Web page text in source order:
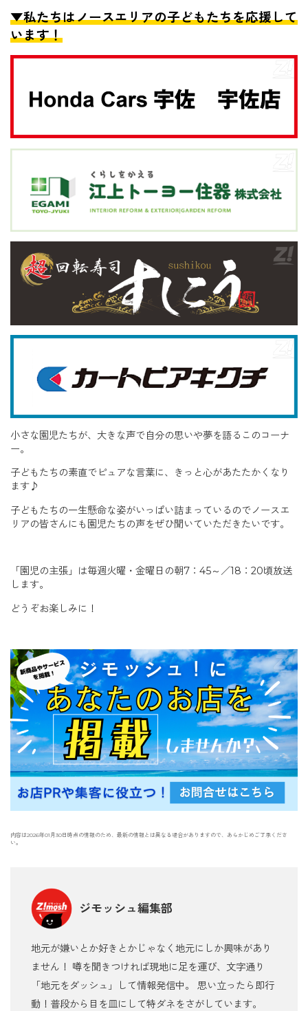
▼私たちはノースエリアの子どもたちを応援して
います！
小さな園児たちが、大きな声で自分の思いや夢を語るこのコーナ
ー。
子どもたちの素直でピュアな言葉に、きっと心があたたかくなり
ます♪
子どもたちの一生懸命な姿がいっぱい詰まっているのでノースエ
リアの皆さんにも園児たちの声をぜひ聞いていただきたいです。
「園児の主張」は毎週火曜・金曜日の朝7：45～／18：20頃放送
します。
どうぞお楽しみに！
内容は2026年01月30日時点の情報のため、最新の情報とは異なる場合がありますので、あらかじめご了承くださ
い。
ジモッシュ編集部
地元が嫌いとか好きとかじゃなく地元にしか興味があり
ません！ 噂を聞きつければ現地に足を運び、文字通り
「地元をダッシュ」して情報発信中。 思い立ったら即行
動！普段から目を皿にして特ダネをさがしています。